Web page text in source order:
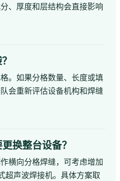
、厚度和层结构会直接影响
。如果分格数量、长度或填
会重新评估设备机构和焊缝
换整台设备？
横向分格焊缝，可考虑增加
超声波焊接机。具体方案取